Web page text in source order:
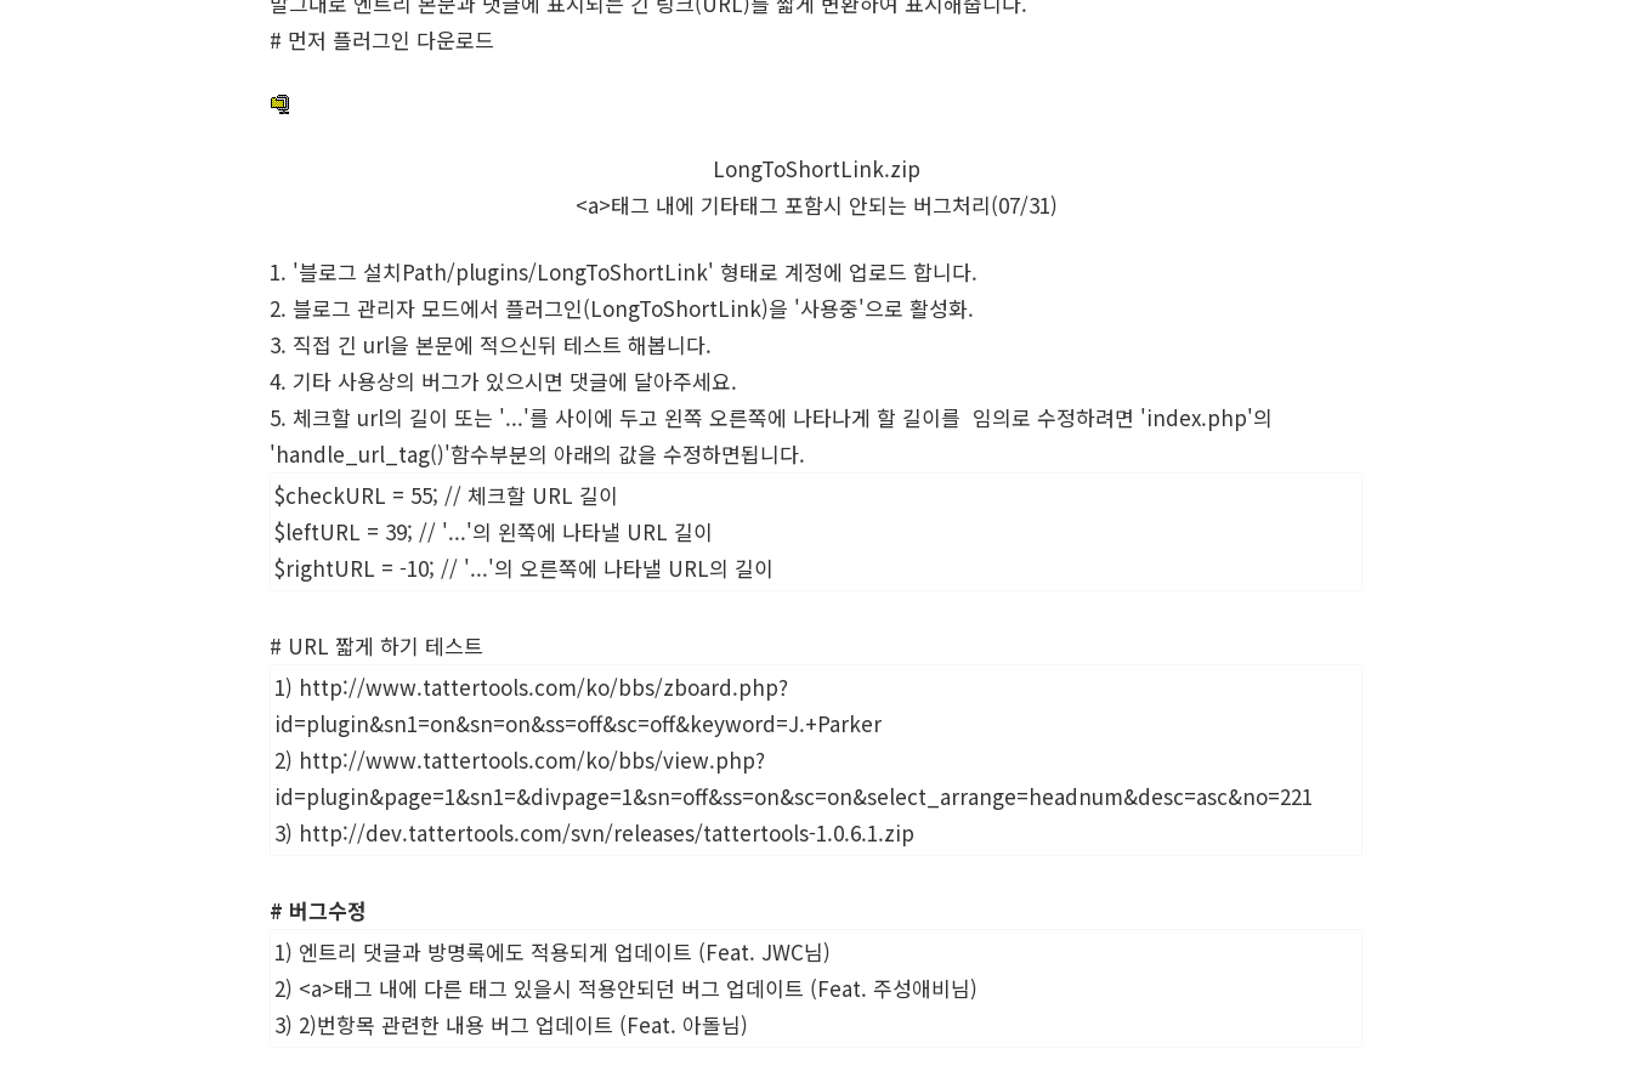
# 먼저 플러그인 다운로드
LongToShortLink.zip
<a>태그 내에 기타태그 포함시 안되는 버그처리(07/31)
1. '블로그 설치Path/plugins/LongToShortLink' 형태로 계정에 업로드 합니다.
2. 블로그 관리자 모드에서 플러그인(LongToShortLink)을 '사용중'으로 활성화.
3. 직접 긴 url을 본문에 적으신뒤 테스트 해봅니다.
4. 기타 사용상의 버그가 있으시면 댓글에 달아주세요.
5. 체크할 url의 길이 또는 '...'를 사이에 두고 왼쪽 오른쪽에 나타나게 할 길이를 임의로 수정하려면 'index.php'의
'handle_url_tag()'함수부분의 아래의 값을 수정하면됩니다.
$checkURL = 55; // 체크할 URL 길이
$leftURL = 39; // '...'의 왼쪽에 나타낼 URL 길이
$rightURL = -10; // '...'의 오른쪽에 나타낼 URL의 길이
# URL 짧게 하기 테스트
1) http://www.tattertools.com/ko/bbs/zboard.php?
id=plugin&sn1=on&sn=on&ss=off&sc=off&keyword=J.+Parker
2) http://www.tattertools.com/ko/bbs/view.php?
id=plugin&page=1&sn1=&divpage=1&sn=off&ss=on&sc=on&select_arrange=headnum&desc=asc&no=221
3) http://dev.tattertools.com/svn/releases/tattertools-1.0.6.1.zip
# 버그수정
1) 엔트리 댓글과 방명록에도 적용되게 업데이트 (Feat. JWC님)
2) <a>태그 내에 다른 태그 있을시 적용안되던 버그 업데이트 (Feat. 주성애비님)
3) 2)번항목 관련한 내용 버그 업데이트 (Feat. 아돌님)